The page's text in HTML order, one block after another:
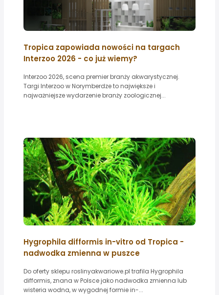
Tropica zapowiada nowości na targach
Interzoo 2026 - co już wiemy?
Interzoo 2026, scena premier branży akwarystycznej.
Targi Interzoo w Norymberdze to największe i
najważniejsze wydarzenie branży zoologicznej...
Hygrophila difformis in-vitro od Tropica -
nadwodka zmienna w puszce
Do oferty sklepu roslinyakwariowe.pl trafila Hygrophila
difformis, znana w Polsce jako nadwodka zmienna lub
wisteria wodna, w wygodnej formie in-...